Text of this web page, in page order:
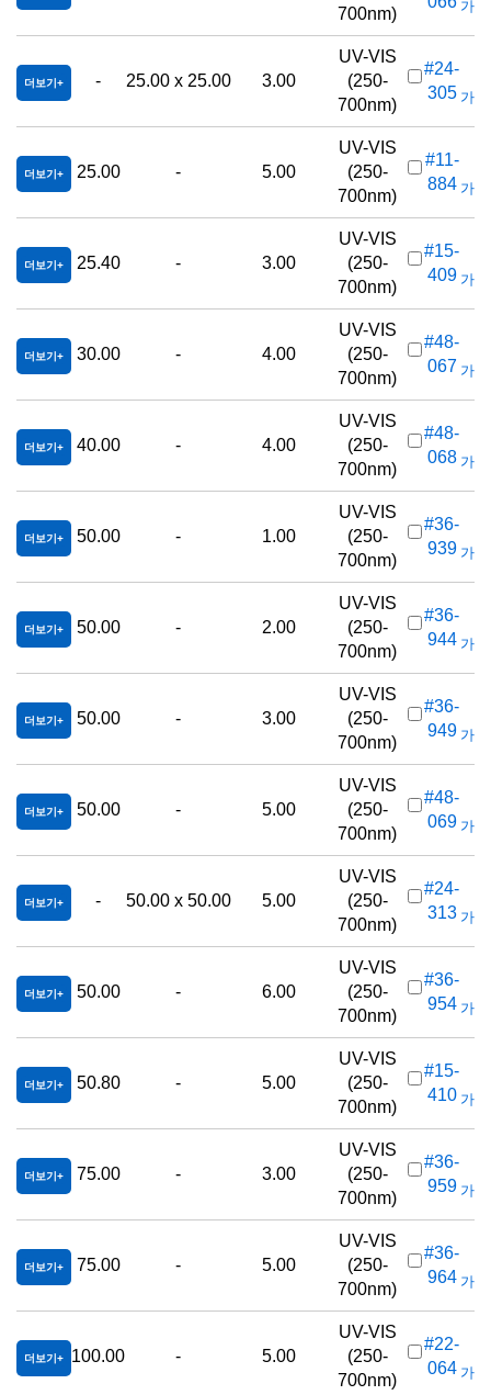
700nm) 가
더보기 - 25.00 x 25.00 3.00
UV-VIS
(250-
700nm)
#24-
305 가
더보기 25.00 - 5.00
UV-VIS
(250-
700nm)
#11-
884 가
더보기 25.40 - 3.00
UV-VIS
(250-
700nm)
#15-
409 가
더보기 30.00 - 4.00
UV-VIS
(250-
700nm)
#48-
067 가
더보기 40.00 - 4.00
UV-VIS
(250-
700nm)
#48-
068 가
더보기 50.00 - 1.00
UV-VIS
(250-
700nm)
#36-
939 가
더보기 50.00 - 2.00
UV-VIS
(250-
700nm)
#36-
944 가
더보기 50.00 - 3.00
UV-VIS
(250-
700nm)
#36-
949 가
더보기 50.00 - 5.00
UV-VIS
(250-
700nm)
#48-
069 가
더보기 - 50.00 x 50.00 5.00
UV-VIS
(250-
700nm)
#24-
313 가
더보기 50.00 - 6.00
UV-VIS
(250-
700nm)
#36-
954 가
더보기 50.80 - 5.00
UV-VIS
(250-
700nm)
#15-
410 가
더보기 75.00 - 3.00
UV-VIS
(250-
700nm)
#36-
959 가
더보기 75.00 - 5.00
UV-VIS
(250-
700nm)
#36-
964 가
더보기 100.00 - 5.00
UV-VIS
(250-
700nm)
#22-
064 가